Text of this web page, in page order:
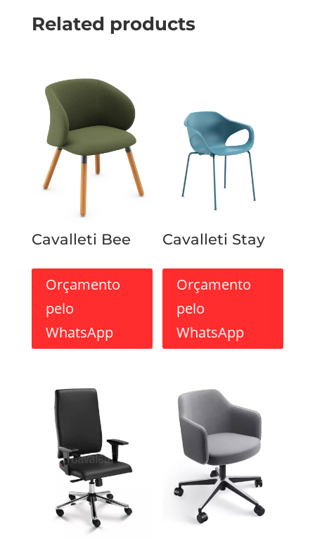
Related products
Cavalleti Bee
Orçamento
pelo
WhatsApp
Cavalleti Stay
Orçamento
pelo
WhatsApp